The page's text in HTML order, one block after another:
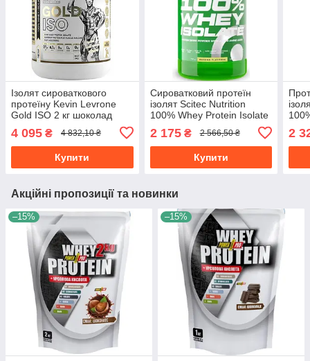
Ізолят сироваткового
протеїну Kevin Levrone
Gold ISO 2 кг шоколад
4 095 ₴ 4 832,10 ₴
Купити
Сироватковий протеїн
ізолят Scitec Nutrition
100% Whey Protein Isolate
2 175₴ 2 566,50 ₴
Купити
2
Акційні пропозиції та новинки
–15% –15%